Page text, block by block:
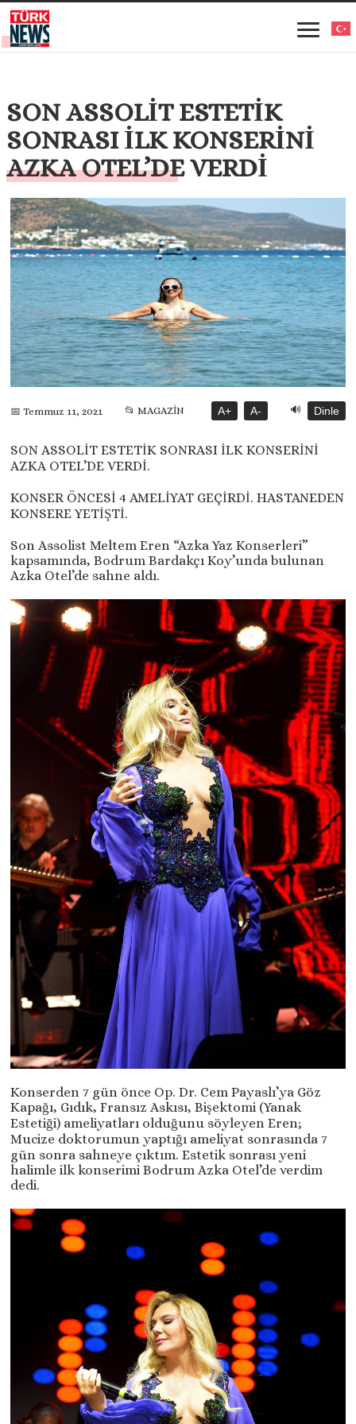
SON ASSOLİT ESTETİK
SONRASI İLK KONSERİNİ
AZKA OTEL’DE VERDİ
📅 Temmuz 11, 2021 📂 MAGAZİN A+ A- 🔊 Dinle
SON ASSOLİT ESTETİK SONRASI İLK KONSERİNİ
AZKA OTEL’DE VERDİ.
KONSER ÖNCESİ 4 AMELİYAT GEÇİRDİ. HASTANEDEN
KONSERE YETİŞTİ.
Son Assolist Meltem Eren “Azka Yaz Konserleri”
kapsamında, Bodrum Bardakçı Koy’unda bulunan
Azka Otel’de sahne aldı.
Konserden 7 gün önce Op. Dr. Cem Payaslı’ya Göz
Kapağı, Gıdık, Fransız Askısı, Bişektomi (Yanak
Estetiği) ameliyatları olduğunu söyleyen Eren;
Mucize doktorumun yaptığı ameliyat sonrasında 7
gün sonra sahneye çıktım. Estetik sonrası yeni
halimle ilk konserimi Bodrum Azka Otel’de verdim
dedi.